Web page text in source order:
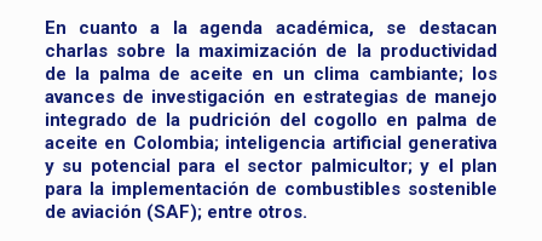
En cuanto a la agenda académica, se destacan
charlas sobre la maximización de la productividad
de la palma de aceite en un clima cambiante; los
avances de investigación en estrategias de manejo
integrado de la pudrición del cogollo en palma de
aceite en Colombia; inteligencia artificial generativa
y su potencial para el sector palmicultor; y el plan
para la implementación de combustibles sostenible
de aviación (SAF); entre otros.